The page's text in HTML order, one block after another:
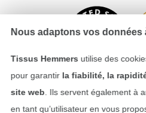
Nous adaptons vos données
Tissus Hemmers utilise des
pour garantir la fiabilité, la
site web . Ils servent également à
en tant qu’utilisateur en vous